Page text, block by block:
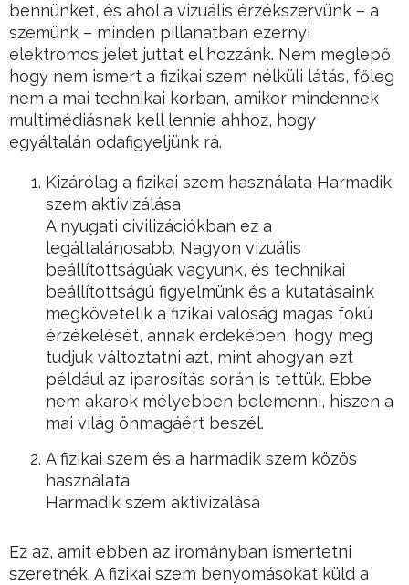
bennünket, és ahol a vizuális érzékszervünk – a
szemünk – minden pillanatban ezernyi
elektromos jelet juttat el hozzánk. Nem meglepő,
hogy nem ismert a fizikai szem nélküli látás, főleg
nem a mai technikai korban, amikor mindennek
multimédiásnak kell lennie ahhoz, hogy
egyáltalán odafigyeljünk rá.
Kizárólag a fizikai szem használata Harmadik
szem aktivizálása
A nyugati civilizációkban ez a
legáltalánosabb. Nagyon vizuális
beállítottságúak vagyunk, és technikai
beállítottságú figyelmünk és a kutatásaink
megkövetelik a fizikai valóság magas fokú
érzékelését, annak érdekében, hogy meg
tudjuk változtatni azt, mint ahogyan ezt
például az iparosítás során is tettük. Ebbe
nem akarok mélyebben belemenni, hiszen a
mai világ önmagáért beszél.
A fizikai szem és a harmadik szem közös
használata
Harmadik szem aktivizálása
Ez az, amit ebben az irományban ismertetni
szeretnék. A fizikai szem benyomásokat küld a